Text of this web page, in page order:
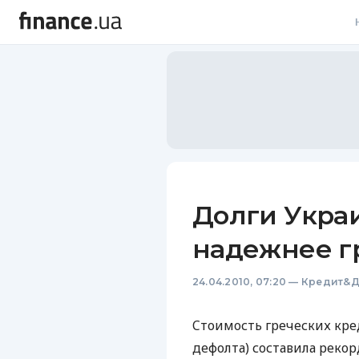
Долги
надежнее
24.04.2010, 07:20 —
Cтоимость греческих
дефолта) составила